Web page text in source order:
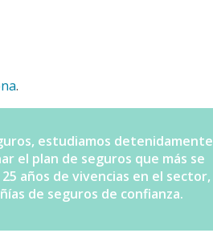
.
estudiamos detenidamente
el plan de seguros que más se
años de vivencias en el sector,
de seguros de confianza.